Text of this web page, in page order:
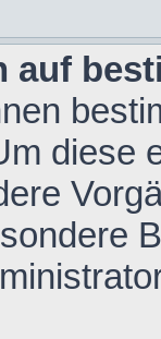
auf
diese